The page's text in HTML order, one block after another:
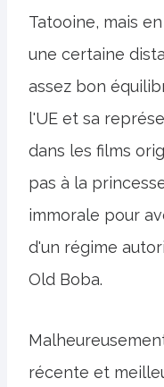
Tatooine, mais
une certaine
assez bon
l'UE et sa
dans les films
pas à la
immorale pour
d'un régime
Old Boba.
récente et